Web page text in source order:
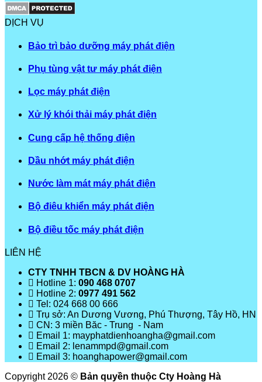
DỊCH VỤ
Bảo trì bảo dưỡng máy phát điện
Phụ tùng vật tư máy phát điện
Lọc máy phát điện
Xử lý khói thải máy phát điện
Cung cấp hệ thống điện
Dầu nhớt máy phát điện
Nước làm mát máy phát điện
Bộ điêu khiển máy phát điện
Bộ điều tốc máy phát điện
LIÊN HỆ
CTY TNHH TBCN & DV HOÀNG HÀ
Hotline 1: 090 468 0707
Hotline 2: 0977 491 562
Tel: 024 668 00 666
Trụ sở: An Dương Vương, Phú Thượng, Tây Hồ, HN
CN: 3 miền Băc - Trung - Nam
Email 1: mayphatdienhoangha@gmail.com
Email 2: lenammpd@gmail.com
Email 3: hoanghapower@gmail.com
Copyright 2026 © Bản quyền thuộc Cty Hoàng Hà